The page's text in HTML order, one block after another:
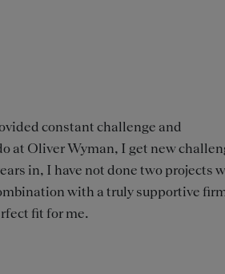
constant challenge and
at Oliver Wyman, I get new
in, I have not done two projects
with a truly supportive
fit for me.